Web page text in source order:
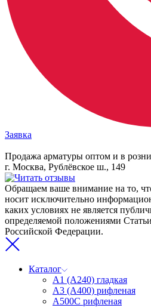
Заявка
Продажа арматуры оптом и в
г. Москва, Рублёвское ш., 149
Обращаем ваше внимание на то,
носит исключительно
каких условиях не является
определяемой положениями
Российской Федерации.
Каталог
А1 (А240) гладкая
А3 (А400) рифленая
А500С рифленая